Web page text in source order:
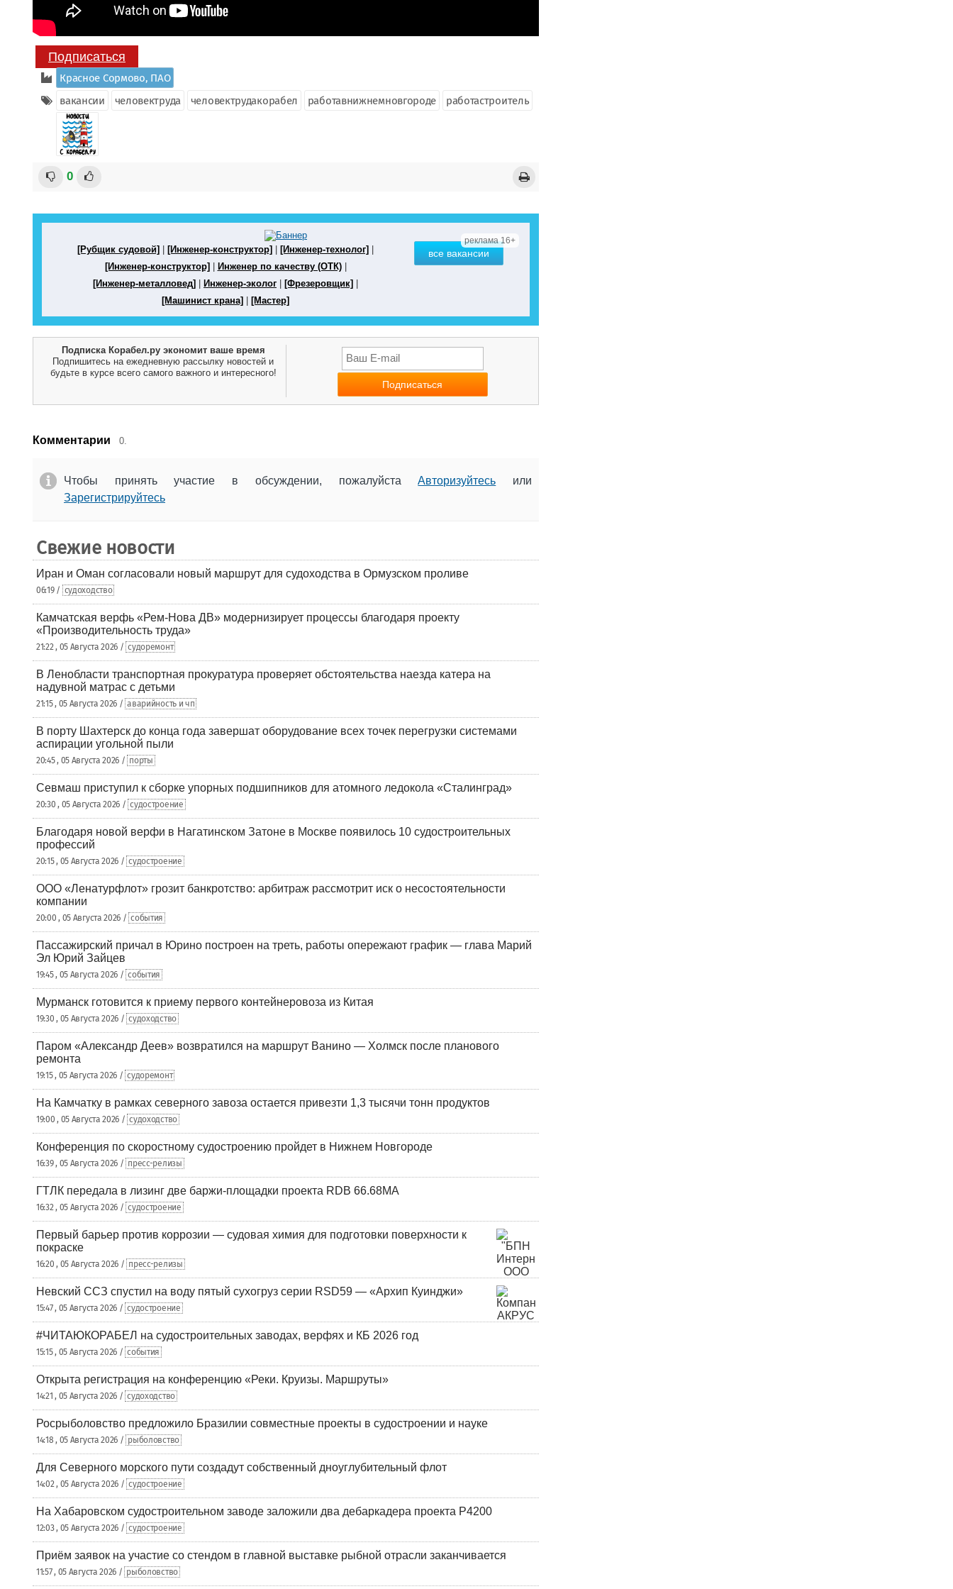
Подписаться
Красное Сормово, ПАО
вакансии
человектруда человектрудакорабел работавнижнемновгороде работастроитель
0
реклама 16+
[Рубщик судовой] | [Инженер-конструктор] | [Инженер-технолог] |
[Инженер-конструктор]| Инженер по качеству (ОТК)|
[Инженер-металловед] | Инженер-эколог | [Фрезеровщик] |
[Машинист крана] | [Мастер]
все вакансии
Подписка Корабел.ру экономит ваше время
Подпишитесь на ежедневную рассылку новостей и
будьте в курсе всего самого важного и интересного!
Комментарии 0.
Чтобы принять участие в обсуждении, пожалуйстаАвторизуйтесь или
Зарегистрируйтесь
Свежие новости
Иран и Оман согласовали новый маршрут для судоходства в Ормузском проливе
06:19 / судоходство
Камчатская верфь «Рем-Нова ДВ» модернизирует процессы благодаря проекту
«Производительность труда»
21:22 , 05 Августа 2026 / судоремонт
В Ленобласти транспортная прокуратура проверяет обстоятельства наезда катера на
надувной матрас с детьми
21:15 , 05 Августа 2026 / аварийность и чп
В порту Шахтерск до конца года завершат оборудование всех точек перегрузки системами
аспирации угольной пыли
20:45 , 05 Августа 2026 / порты
Севмаш приступил к сборке упорных подшипников для атомного ледокола «Сталинград»
20:30 , 05 Августа 2026 / судостроение
Благодаря новой верфи в Нагатинском Затоне в Москве появилось 10 судостроительных
профессий
20:15 , 05 Августа 2026 / судостроение
ООО «Ленатурфлот» грозит банкротство: арбитраж рассмотрит иск о несостоятельности
компании
20:00 , 05 Августа 2026 / события
Пассажирский причал в Юрино построен на треть, работы опережают график — глава Марий
Эл Юрий Зайцев
19:45 , 05 Августа 2026 / события
Мурманск готовится к приему первого контейнеровоза из Китая
19:30 , 05 Августа 2026 / судоходство
Паром «Александр Деев» возвратился на маршрут Ванино — Холмск после планового
ремонта
19:15 , 05 Августа 2026 / судоремонт
На Камчатку в рамках северного завоза остается привезти 1,3 тысячи тонн продуктов
19:00 , 05 Августа 2026 / судоходство
Конференция по скоростному судостроению пройдет в Нижнем Новгороде
16:39 , 05 Августа 2026 / пресс-релизы
ГТЛК передала в лизинг две баржи-площадки проекта RDB 66.68МА
16:32 , 05 Августа 2026 / судостроение
Первый барьер против коррозии — судовая химия для подготовки поверхности к
покраске
16:20 , 05 Августа 2026 / пресс-релизы
Невский ССЗ спустил на воду пятый сухогруз серии RSD59 — «Архип Куинджи»
15:47 , 05 Августа 2026 / судостроение
#ЧИТАЮКОРАБЕЛ на судостроительных заводах, верфях и КБ 2026 год
15:15 , 05 Августа 2026 / события
Открыта регистрация на конференцию «Реки. Круизы. Маршруты»
14:21 , 05 Августа 2026 / судоходство
Росрыболовство предложило Бразилии совместные проекты в судостроении и науке
14:18 , 05 Августа 2026 / рыболовство
Для Северного морского пути создадут собственный дноуглубительный флот
14:02 , 05 Августа 2026 / судостроение
На Хабаровском судостроительном заводе заложили два дебаркадера проекта Р4200
12:03 , 05 Августа 2026 / судостроение
Приём заявок на участие со стендом в главной выставке рыбной отрасли заканчивается
11:57 , 05 Августа 2026 / рыболовство